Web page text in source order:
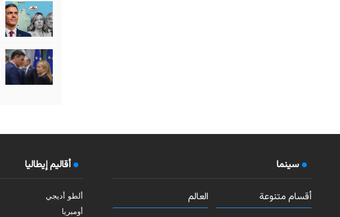
سينما
أقسام متنوعة العالم
أقاليم إيطاليا
ألطو أديجي
أومبريا